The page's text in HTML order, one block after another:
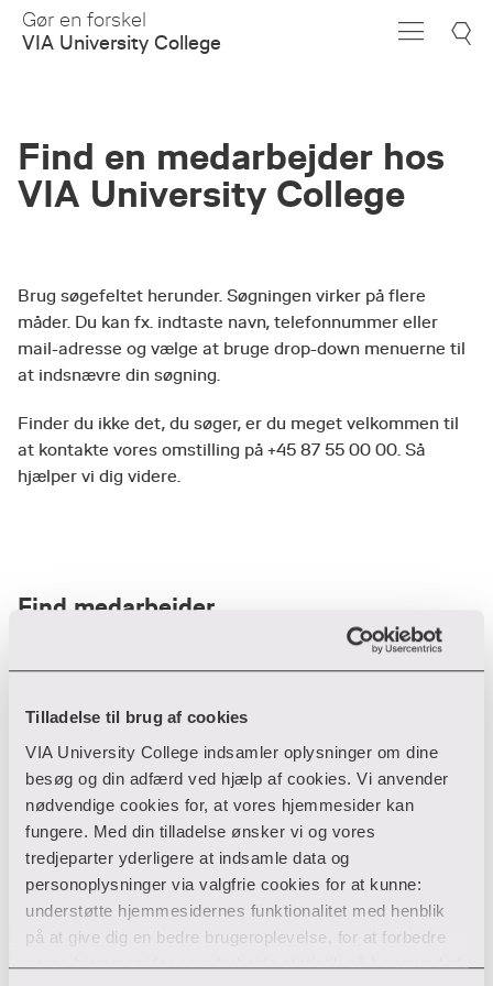
Tilladelse til brug af cookies
VIA University College indsamler oplysninger om dine
besøg og din adfærd ved hjælp af cookies. Vi anvender
nødvendige cookies for, at vores hjemmesider kan
fungere. Med din tilladelse ønsker vi og vores
tredjeparter yderligere at indsamle data og
personoplysninger via valgfrie cookies for at kunne:
understøtte hjemmesidernes funktionalitet med henblik
på at give dig en bedre brugeroplevelse, for at forbedre
vores hjemmesider og udarbejde statistik på baggrund af
Skip
Main
Gør en forskel
VIA University College
Find en medarbejder hos
VIA University College
Brug søgefeltet herunder. Søgningen virker på flere
måder. Du kan fx. indtaste navn, telefonnummer eller
mail-adresse og vælge at bruge drop-down menuerne til
at indsnævre din søgning.
Finder du ikke det, du søger, er du meget velkommen til
at kontakte vores omstilling på +45 87 55 00 00. Så
hjælper vi dig videre.
Find medarbejder
Filter
Ryd filtre
Din søgning gav desværre ikke noget resultat
Giv ikke op endnu!